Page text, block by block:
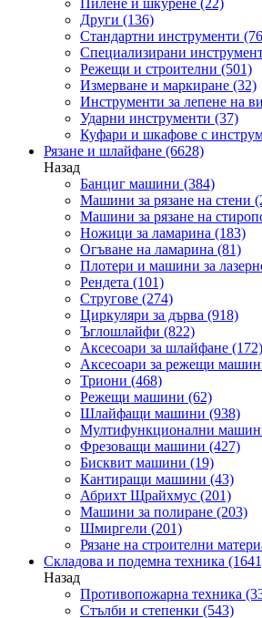
Пилене и шкурене (22)
Други (136)
Стандартни инструменти
Специализирани
Режещи и строителни (501)
Измерване и маркиране (32)
Инструменти за лепене на
Ударни инструменти (37)
Куфари и шкафове с
Рязане и шлайфане (6628)
Назад
Банциг машини (384)
Машини за рязане на стени
Машини за рязане на
Ножици за ламарина (183)
Огъване на ламарина (81)
Плотери и машини за
Рендета (101)
Стругове (274)
Циркуляри за дърва (918)
Ъглошлайфи (822)
Аксесоари за шлайфане (172)
Аксесоари за режещи
Триони (468)
Режещи машини (62)
Шлайфащи машини (938)
Мултифункционални
Фрезоващи машини (427)
Бисквит машини (19)
Кантиращи машини (43)
Абрихт Щрайхмус (201)
Машини за полиране (203)
Шмиргели (201)
Рязане на строителни
Складова и подемна техника
Назад
Противопожарна техника
Стълби и степенки (543)